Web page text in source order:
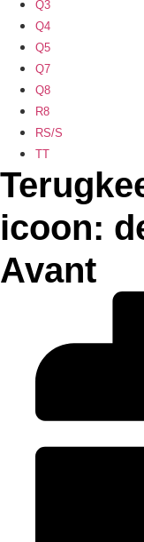
Q3
Q4
Q5
Q7
Q8
R8
RS/S
TT
icoon:
Avant